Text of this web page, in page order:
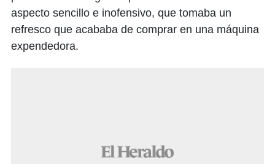
aspecto sencillo e inofensivo, que tomaba un
refresco que acababa de comprar en una máquina
expendedora.